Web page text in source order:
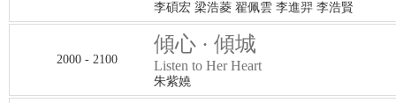
李碩宏 梁浩菱 翟佩雲 李進羿 李浩賢
2000 - 2100
傾心 · 傾城
Listen to Her Heart
朱紫嬈